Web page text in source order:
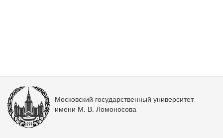
Московский государственный университет
имени М. В. Ломоносова